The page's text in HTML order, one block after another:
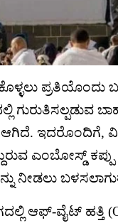
ಪ್ರತಿಯೊಂದು
ಆಗಿದೆ. ಇದರೊಂದಿಗೆ,
ಎಂಬೋಸ್ಡ್ ಕಪ್ಪು
ನೀಡಲು
ಆಫ್-ವೈಟ್ ಹತ್ತಿ